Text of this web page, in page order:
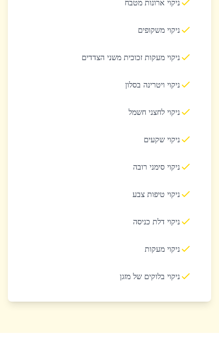
ניקוי ארונות מטבח
ניקוי משקופים
ניקוי מעקות זכוכית משני הצדדים
ניקוי ויטרינה בסלון
ניקוי לחצני חשמל
ניקוי שקעים
ניקוי סימני רובה
ניקוי טיפות צבע
ניקוי דלת כניסה
ניקוי מעקות
ניקוי בלוקים של מזגן